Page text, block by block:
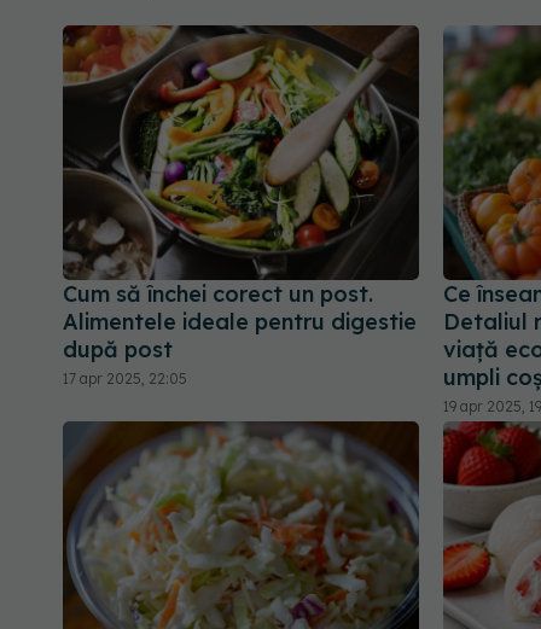
Cum să închei corect un post.
Alimentele ideale pentru digestie
după post
17 apr 2025, 22:05
Ce
Detaliul
viață
umpli
19 apr 2025,